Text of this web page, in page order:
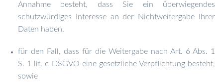
Annahme besteht, dass Sie ein überwiegendes
schutzwürdiges Interesse an der Nichtweitergabe Ihrer
Daten haben,
für den Fall, dass für die Weitergabe nach Art. 6 Abs. 1
S. 1 lit. c DSGVO eine gesetzliche Verpflichtung besteht,
sowie